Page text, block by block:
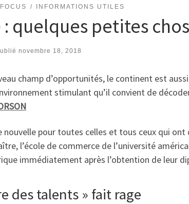
FOCUS INFORMATIONS UTILES
quelques petites
novembre 18, 2018
champ d’opportunités, le continent est
stimulant qu’il convient de
nouvelle pour toutes celles et tous ceux qui
l’école de commerce de l’université
immédiatement après l’obtention de leur
des talents » fait rage